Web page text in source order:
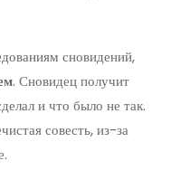
сновидений,
. Сновидец получит
и что было не так.
совесть, из-за